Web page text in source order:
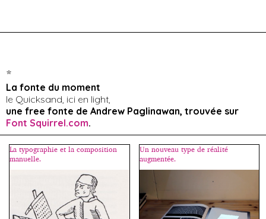
*
La fonte du moment
le Quicksand, ici en light,
une free fonte de Andrew Paglinawan, trouvée sur
Font Squirrel.com.
La typographie et la composition
manuelle.
Un nouveau type de réalité
augmentée.